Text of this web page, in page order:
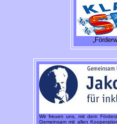
Wir freuen uns, mit dem
Gemeinsam mit allen